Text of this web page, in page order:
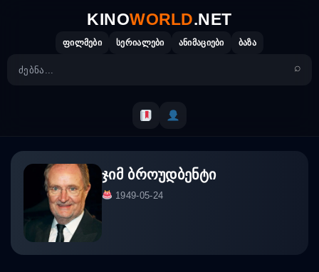
KINOWORLD.NET
ფილმები სერიალები ანიმაციები ბაზა
ჯიმ ბროუდბენტი
1949-05-24